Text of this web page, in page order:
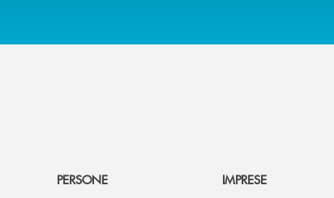
PERSONE
IMPRESE